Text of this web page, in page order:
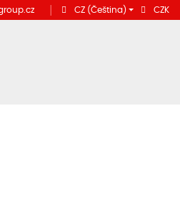
CZ (Čeština) CZK